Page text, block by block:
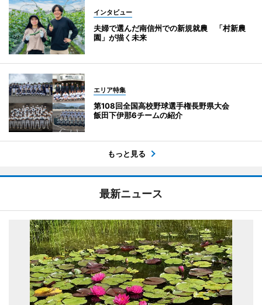
インタビュー
夫婦で選んだ南信州での新規就農 「村新農
園」が描く未来
エリア特集
第108回全国高校野球選手権長野県大会
飯田下伊那6チームの紹介
もっと見る
最新ニュース